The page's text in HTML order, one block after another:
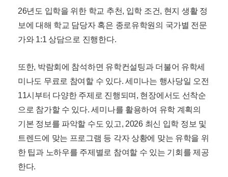
국내 최대 규모의 유학박람회를 통해 세미나 참석으로
기초 정보 수집 및 전문가와 1:1 상담으로 유학 계획을
구체화 할 수 있는 기회가 될 것으로 보인다.
다소 낮은 내신과 수능 성적으로 국내 대학보다 더 높
은 랭킹의 미국, 캐나다, 영국, 호주 등 해외 대학교 진학
방법을 안내 받을 수 있고 검정고시만으로도 가능한 해
외대학 등 다양한 국제 교육의 가능성을 제시한다. 뿐만
아니라 미국, 캐나다, 영국, 아일랜드, 호주 등 총 10개
국의 어학연수와 인턴십, 전공 어학연수, 직장인 어학연
수 등에 대한 정보와 중, 고등학교 조기유학, 방학 캠프
까지 한 자리에서 확인할 수 있다.